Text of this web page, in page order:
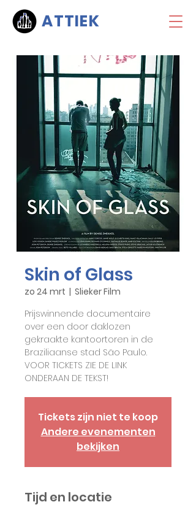
ATTIEK
Skin of Glass
zo 24 mrt
  |
Slieker Film
Prijswinnende documentaire
over een door daklozen
gekraakte kantoortoren in de
Braziliaanse stad São Paulo.
VOOR TICKETS ZIE DE LINK
ONDERAAN DE TEKST!
Tickets zijn niet te koop
Andere evenementen
bekijken
Tijd en locatie